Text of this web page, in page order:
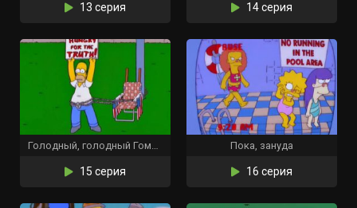
13 серия 14 серия
Голодный, голодный Гомер
15 серия
Пока, зануда
16 серия